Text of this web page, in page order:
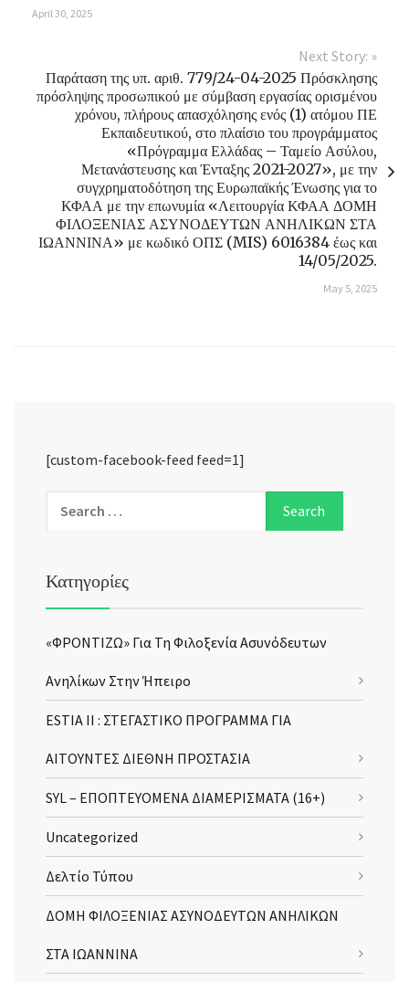
April 30, 2025
Next Story: »
Παράταση της υπ. αριθ. 779/24-04-2025 Πρόσκλησης
πρόσληψης προσωπικού με σύμβαση εργασίας ορισμένου
χρόνου, πλήρους απασχόλησης ενός (1) ατόμου ΠΕ
Εκπαιδευτικού, στο πλαίσιο του προγράμματος
«Πρόγραμμα Ελλάδας – Ταμείο Ασύλου,
Μετανάστευσης και Ένταξης 2021-2027», με την
συγχρηματοδότηση της Ευρωπαϊκής Ένωσης για το
ΚΦΑΑ με την επωνυμία «Λειτουργία ΚΦΑΑ ΔΟΜΗ
ΦΙΛΟΞΕΝΙΑΣ ΑΣΥΝΟΔΕΥΤΩΝ ΑΝΗΛΙΚΩΝ ΣΤΑ
ΙΩΑΝΝΙΝΑ» με κωδικό ΟΠΣ (MIS) 6016384 έως και
14/05/2025.
May 5, 2025
[custom-facebook-feed feed=1]
Κατηγορίες
«ΦΡΟΝΤΙΖΩ» Για Τη Φιλοξενία Ασυνόδευτων
Ανηλίκων Στην Ήπειρο
ESTIA II : ΣΤΕΓΑΣΤΙΚΟ ΠΡΟΓΡΑΜΜΑ ΓΙΑ
ΑΙΤΟΥΝΤΕΣ ΔΙΕΘΝΗ ΠΡΟΣΤΑΣΙΑ
SYL – ΕΠΟΠΤΕΥΟΜΕΝΑ ΔΙΑΜΕΡΙΣΜΑΤΑ (16+)
Uncategorized
Δελτίο Τύπου
ΔΟΜΗ ΦΙΛΟΞΕΝΙΑΣ ΑΣΥΝΟΔΕΥΤΩΝ ΑΝΗΛΙΚΩΝ
ΣΤΑ ΙΩΑΝΝΙΝΑ